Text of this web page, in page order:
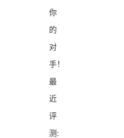
你
的
对
手！
最
近
评
测: